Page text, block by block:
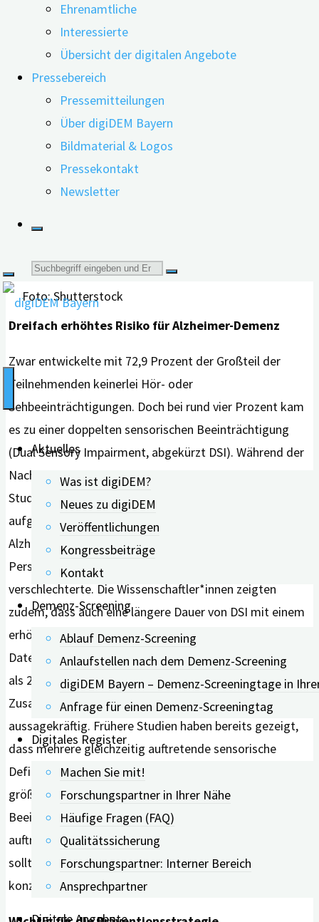
Ehrenamtliche
Interessierte
Übersicht der digitalen Angebote
Pressebereich
Pressemitteilungen
Über digiDEM Bayern
Bildmaterial & Logos
Pressekontakt
Newsletter
Suche
nach:
Aktuelles
Was ist digiDEM?
Neues zu digiDEM
Veröffentlichungen
Kongressbeiträge
Kontakt
Demenz-Screening
Ablauf Demenz-Screening
Anlaufstellen nach dem Demenz-Screening
digiDEM Bayern – Demenz-Screeningtage in
Anfrage für einen Demenz-Screeningtag
Digitales Register
Machen Sie mit!
Forschungspartner in Ihrer Nähe
Häufige Fragen (FAQ)
Qualitätssicherung
Forschungspartner: Interner Bereich
Ansprechpartner
Durchgeführt wurde die Studie in den USA bereits
zwischen 1992 und 1999 und mit einer
Nachbeobachtungszeit von bis zu acht Jahren. Im Mai
2022 wurden nun die Ergebnisse veröffentlicht. Die
Analyse umfasste 2.927 Teilnehmer*innen, die zu Beginn
der Studie nicht an Demenz erkrankt waren. Die
Beurteilung des Hör-und Sehvermögens erfolgte über
Selbstauskunft der Teilnehmenden.
Foto: Shutterstock
Dreifach erhöhtes Risiko für Alzheimer-Demenz
Zwar entwickelte mit 72,9 Prozent der Großteil der
Teilnehmenden keinerlei Hör- oder
Sehbeeinträchtigungen. Doch bei rund vier Prozent kam
es zu einer doppelten sensorischen Beeinträchtigung
(Dual Sensory Impairment, abgekürzt DSI). Während der
Nachbeobachtungszeit entwickelten 10,5 Prozent der
Studienpopulation eine Demenz. Dabei war das Risiko,
aufgrund der doppelten Beeinträchtigung speziell an
Alzheimer-Demenz zu erkranken, dreimal höher als bei
Personen, deren Hör- und Sehvermögen sich nicht
verschlechterte. Die Wissenschaftler*innen zeigten
zudem, dass auch eine längere Dauer von DSI mit einem
erhöhten Demenzrisiko verbunden ist. Obwohl die
Daten, die für diese Analysen verwendet wurden, mehr
als 20 Jahre zurückliegen, halten die Autor*innen den
Zusammenhang zwischen DSI und Demenzrisiko für
aussagekräftig. Frühere Studien haben bereits gezeigt,
dass mehrere gleichzeitig auftretende sensorische
Defizite – einschließlich Sehen, Hören und Riechen – in
größerem Maße in Verbindung mit kognitiven
Beeinträchtigungen stehen gegenüber einzeln
auftretenden Problemen. Nach Meinung der Autor*innen
sollte sich zukünftige Forschung auch hierauf
konzentrieren